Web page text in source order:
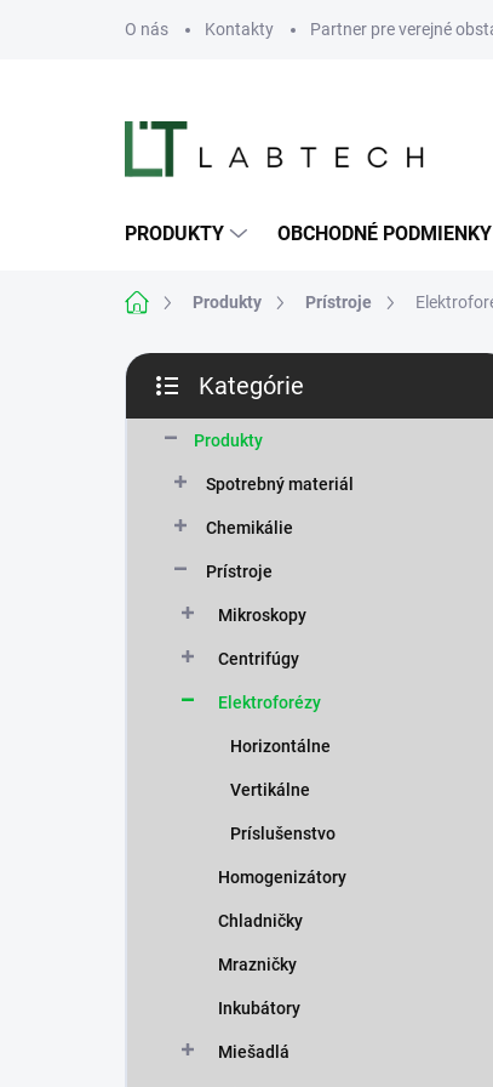
O nás Kontakty Partner pre verejné
PRODUKTY OBCHODNÉ PODMIENKY
DomovProdukty Prístroje
B
č
kategórie
Kategórie
Produkty
Spotrebný materiál
Chemikálie
Prístroje
Mikroskopy
Centrifúgy
Elektroforézy
Horizontálne
Vertikálne
Príslušenstvo
Homogenizátory
Chladničky
Mrazničky
Inkubátory
Miešadlá